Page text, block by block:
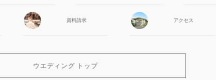
資料請求 アクセス
ウエディング トップ